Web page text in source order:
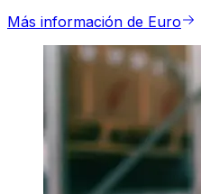
Más información de Euro